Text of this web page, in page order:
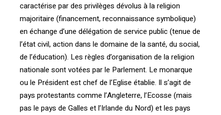
caractérise par des privilèges dévolus à la religion
majoritaire (financement, reconnaissance symbolique)
en échange d’une délégation de service public (tenue de
l’état civil, action dans le domaine de la santé, du social,
de l’éducation). Les règles d’organisation de la religion
nationale sont votées par le Parlement. Le monarque
ou le Président est chef de l’Eglise établie. Il s’agit de
pays protestants comme l’Angleterre, l’Ecosse (mais
pas le pays de Galles et l’Irlande du Nord) et les pays